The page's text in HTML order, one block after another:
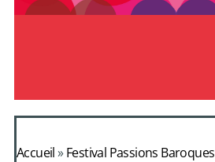
Accueil»Festival Passions Baroques